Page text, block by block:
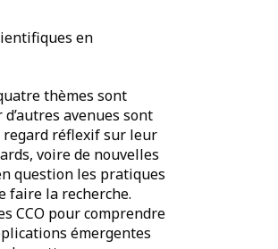
en
thèmes sont
avenues sont
regard réflexif sur leur
voire de nouvelles
question les pratiques
faire la recherche.
CCO pour comprendre
émergentes